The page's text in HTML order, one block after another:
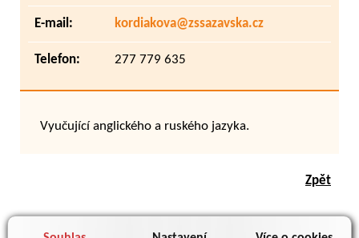
E-mail: kordiakova@zssazavska.cz
Telefon: 277 779 635
Vyučující anglického a ruského jazyka.
Zpět